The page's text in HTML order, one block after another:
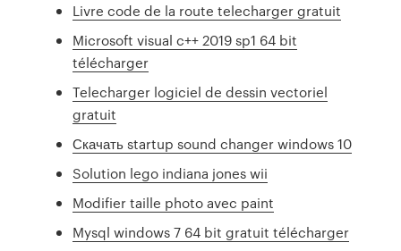
Livre code de la route telecharger gratuit
Microsoft visual c++ 2019 sp1 64 bit
télécharger
Telecharger logiciel de dessin vectoriel
gratuit
Скачать startup sound changer windows 10
Solution lego indiana jones wii
Modifier taille photo avec paint
Mysql windows 7 64 bit gratuit télécharger